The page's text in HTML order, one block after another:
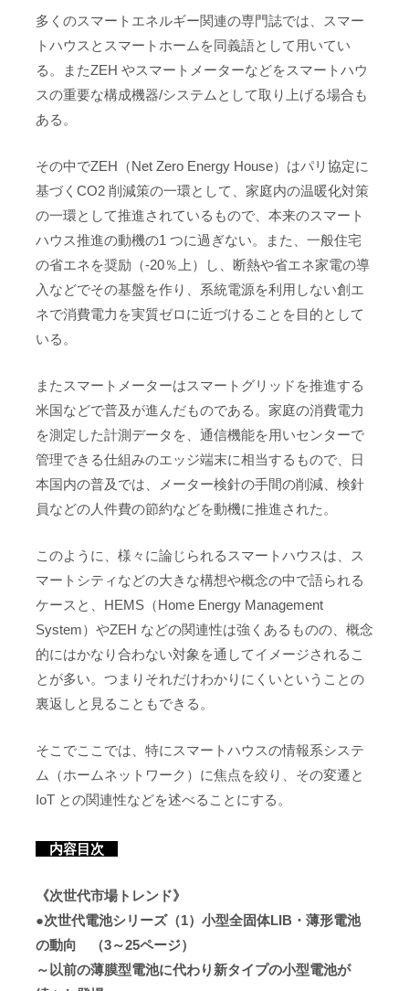
多くのスマートエネルギー関連の専門誌では、スマー
トハウスとスマートホームを同義語として用いてい
る。またZEH やスマートメーターなどをスマートハウ
スの重要な構成機器/システムとして取り上げる場合も
ある。
その中でZEH（Net Zero Energy House）はパリ協定に
基づくCO2 削減策の一環として、家庭内の温暖化対策
の一環として推進されているもので、本来のスマート
ハウス推進の動機の1 つに過ぎない。また、一般住宅
の省エネを奨励（-20％上）し、断熱や省エネ家電の導
入などでその基盤を作り、系統電源を利用しない創エ
ネで消費電力を実質ゼロに近づけることを目的として
いる。
またスマートメーターはスマートグリッドを推進する
米国などで普及が進んだものである。家庭の消費電力
を測定した計測データを、通信機能を用いセンターで
管理できる仕組みのエッジ端末に相当するもので、日
本国内の普及では、メーター検針の手間の削減、検針
員などの人件費の節約などを動機に推進された。
このように、様々に論じられるスマートハウスは、ス
マートシティなどの大きな構想や概念の中で語られる
ケースと、HEMS（Home Energy Management
System）やZEH などの関連性は強くあるものの、概念
的にはかなり合わない対象を通してイメージされるこ
とが多い。つまりそれだけわかりにくいということの
裏返しと見ることもできる。
そこでここでは、特にスマートハウスの情報系システ
ム（ホームネットワーク）に焦点を絞り、その変遷と
IoT との関連性などを述べることにする。
内容目次
《次世代市場トレンド》
●次世代電池シリーズ（1）小型全固体LIB・薄形電池
の動向 （3～25ページ）
～以前の薄膜型電池に代わり新タイプの小型電池が